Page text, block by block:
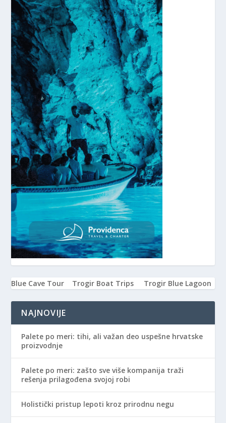
Blue Cave Tour Trogir Boat Trips Trogir Blue Lagoon
NAJNOVIJE
Palete po meri: tihi, ali važan deo uspešne hrvatske
proizvodnje
Palete po meri: zašto sve više kompanija traži
rešenja prilagođena svojoj robi
Holistički pristup lepoti kroz prirodnu negu